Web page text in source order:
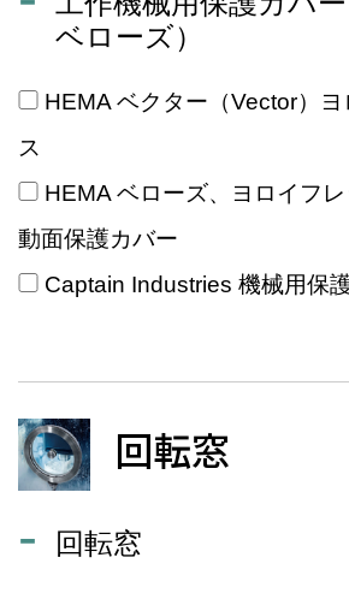
ベローズ）
HEMA ベクター（Vector）ヨ
ス
HEMA ベローズ、ヨロイフ
動面保護カバー
Captain Industries 機械用保
回転窓
回転窓